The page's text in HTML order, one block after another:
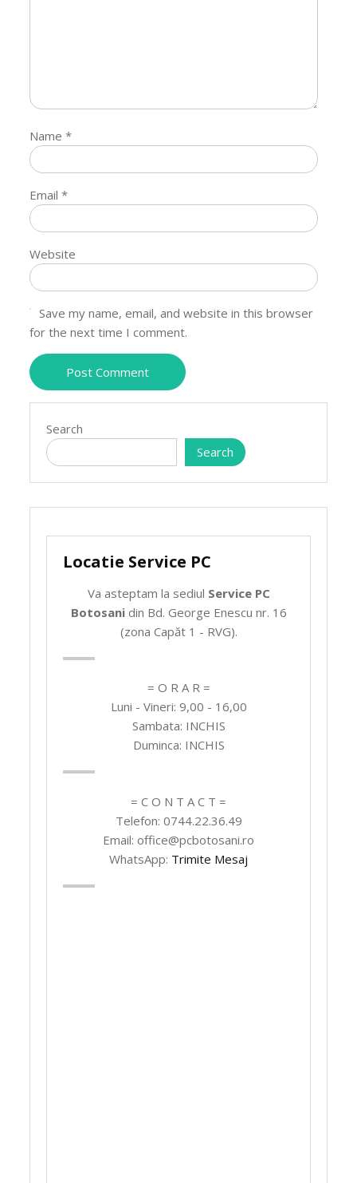
Name*
Email*
Website
Save my name, email, and website in this browser
for the next time I comment.
Search
Search
Locatie Service PC
Va asteptam la sediul Service PC
Botosanidin Bd. George Enescu nr. 16
(zona Capăt 1 - RVG).
= O R A R =
Luni - Vineri: 9,00 - 16,00
Sambata: INCHIS
Duminca: INCHIS
= C O N T A C T =
Telefon: 0744.22.36.49
Email: office@pcbotosani.ro
WhatsApp: Trimite Mesaj